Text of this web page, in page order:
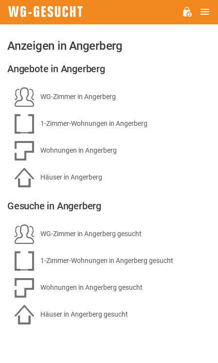
Anzeigen in Angerberg
Angebote in Angerberg
WG-Zimmer in Angerberg
1-Zimmer-Wohnungen in Angerberg
Wohnungen in Angerberg
Häuser in Angerberg
Gesuche in Angerberg
WG-Zimmer in Angerberg gesucht
1-Zimmer-Wohnungen in Angerberg gesucht
Wohnungen in Angerberg gesucht
Häuser in Angerberg gesucht